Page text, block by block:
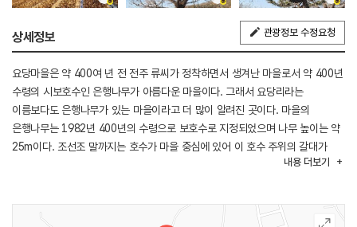
상세정보 관광정보 수정요청
요당마을은 약 400여 년 전 전주 류씨가 정착하면서 생겨난 마을로서 약 400년
수령의 시보호수인 은행나무가 아름다운 마을이다. 그래서 요당리라는
이름보다도 은행나무가 있는 마을이라고 더 많이 알려진 곳이다. 마을의
은행나무는 1982년 400년의 수령으로 보호수로 지정되었으며 나무 높이는 약
25m이다. 조선조 말까지는 호수가 마을 중심에 있어 이 호수 주위의 갈대가
많이 있다 하여 갈대 ‘요’에 못 ‘당’을 써 ‘요당’이라는 이름이 붙게 되었다고 한다.
요당마을은 400년 수령의 은행나무 한 그루가 정자 구실을 하며 마을 한가운데
우뚝 솟아 있으며, 마을 남쪽에는 평택시 청북면과 경계에 걸쳐있는 수려하게
내용 더보기